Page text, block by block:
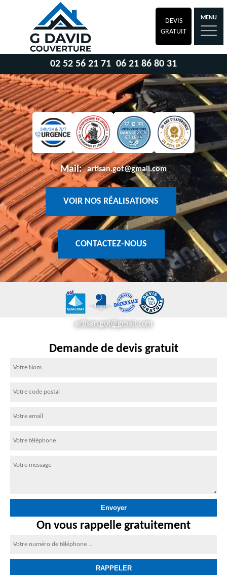
DEVIS
GRATUIT
MENU
02 52 56 21 71 06 21 86 80 31
Mail: artisan.got@gmail.com
VOIR NOS RÉALISATIONS
CONTACTEZ-NOUS
artisan.got@gmail.com
Demande de devis gratuit
On vous rappelle gratuitement